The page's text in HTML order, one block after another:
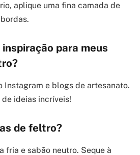
aplique uma fina camada de
para meus
Instagram e blogs de artesanato.
ideias incríveis!
de feltro?
fria e sabão neutro. Seque à